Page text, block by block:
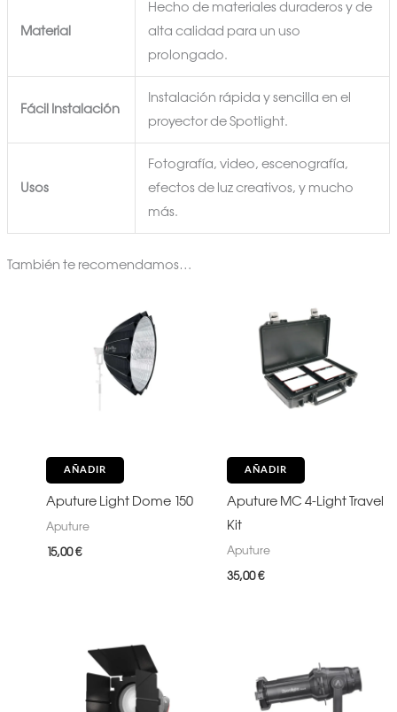
Material
Hecho de materiales duraderos y de
alta calidad para un uso
prolongado.
Fácil Instalación
Instalación rápida y sencilla en el
proyector de Spotlight.
Usos
Fotografía, video, escenografía,
efectos de luz creativos, y mucho
más.
También te recomendamos…
AÑADIR
Aputure Light Dome 150
Aputure
15,00€
AÑADIR
Aputure MC 4-Light Travel
Kit
Aputure
35,00€